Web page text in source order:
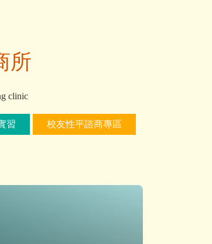
所
clinic
習 校友性平諮商專區